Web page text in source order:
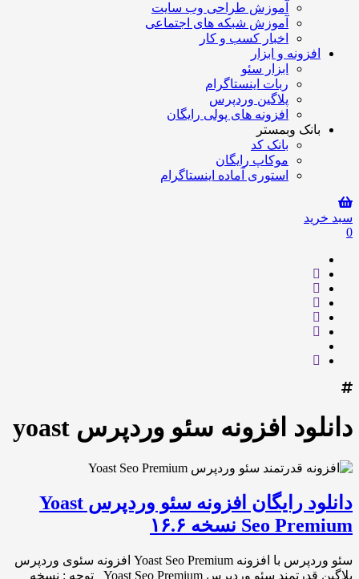
آموزش طراحی وب سایت
آموزش شبکه های اجتماعی
اخبار کسب و کار
افزونه و ابزار
ابزار سئو
ربات اینستاگرام
پلاگین وردپرس
افزونه های پولی رایگان
بانک وبمستر
بانک کد
موکاپ رایگان
استوری آماده اینستاگرام
سبد خرید
0
دانلود افزونه سئو وردپرس yoast
دانلود رایگان افزونه سئو وردپرس Yoast
Seo Premium نسخه ۱۶.۶
سئو وردپرس با افزونه Yoast Seo Premium افزونه سئوی وردپرس
پلاگین قدرتمند سئو وردپرس Yoast Seo Premium توجه : نسخه